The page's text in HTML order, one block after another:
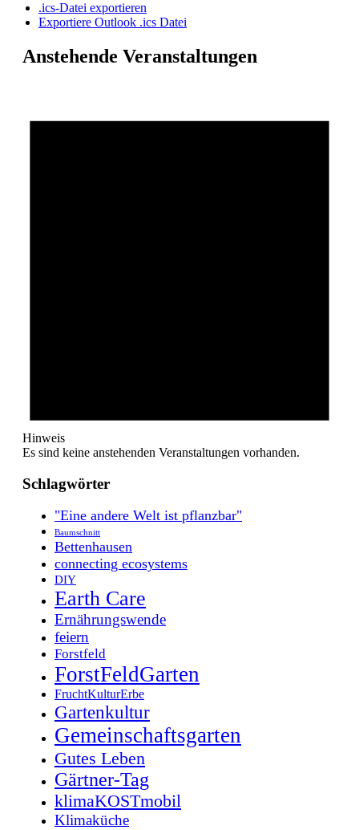
.ics-Datei exportieren
Exportiere Outlook .ics Datei
Anstehende Veranstaltungen
Hinweis
Es sind keine anstehenden Veranstaltungen vorhanden.
Schlagwörter
"Eine andere Welt ist pflanzbar"
Baumschnitt
Bettenhausen
connecting ecosystems
DIY
Earth Care
Ernährungswende
feiern
Forstfeld
ForstFeldGarten
FruchtKulturErbe
Gartenkultur
Gemeinschaftsgarten
Gutes Leben
Gärtner-Tag
klimaKOSTmobil
Klimaküche